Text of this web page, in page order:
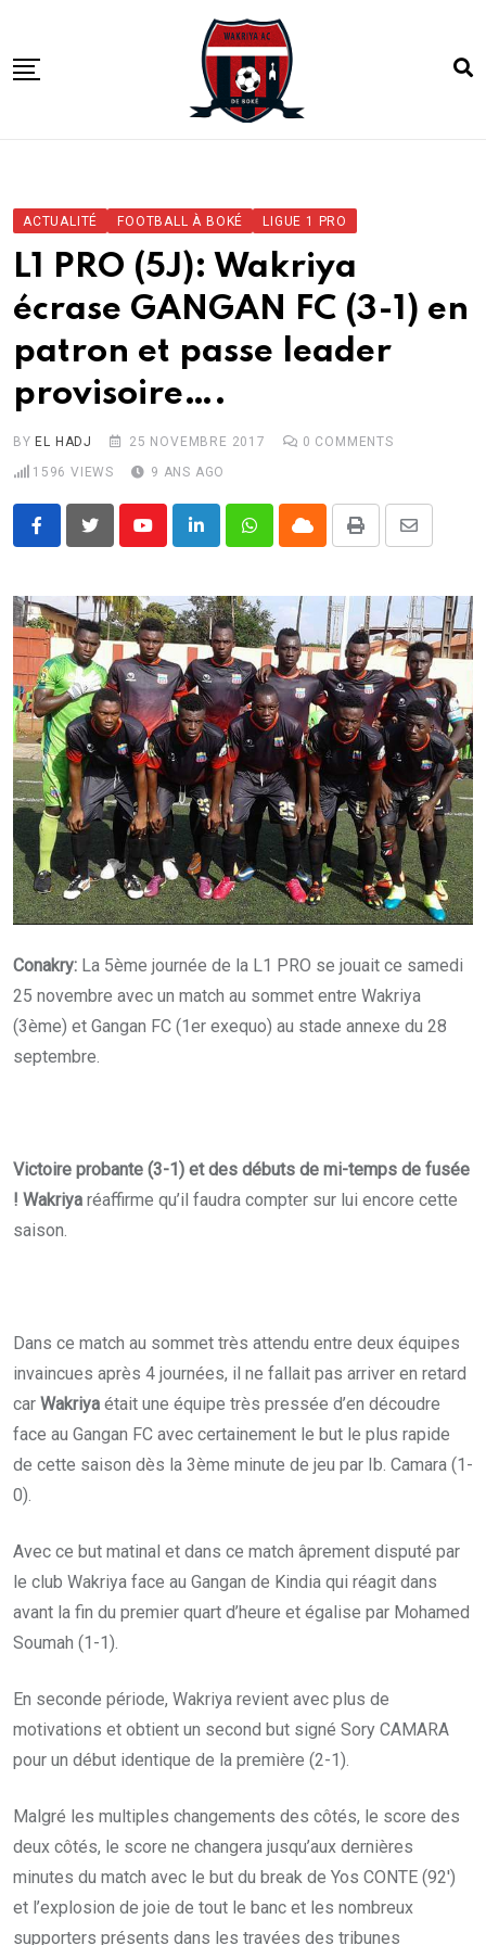
content
COMPETITIONS
CLUB
ACADEMIE
ACTUALITÉ FOOTBALL À BOKÉ LIGUE 1 PRO
L1 PRO (5J): Wakriya
écrase GANGAN FC (3-1) en
patron et passe leader
provisoire….
BYEL HADJ 25 NOVEMBRE 2017 0 COMMENTS
1596 VIEWS 9 ANS AGO
YoutubeLinkedInWhatsappCloud Print
Share
Email
Conakry: La 5ème journée de la L1 PRO se jouait ce samedi
25 novembre avec un match au sommet entre Wakriya
(3ème) et Gangan FC (1er exequo) au stade annexe du 28
septembre.
Victoire probante (3-1) et des débuts de mi-temps de fusée
! Wakriya réaffirme qu’il faudra compter sur lui encore cette
saison.
Dans ce match au sommet très attendu entre deux équipes
invaincues après 4 journées, il ne fallait pas arriver en retard
car Wakriya était une équipe très pressée d’en découdre
face au Gangan FC avec certainement le but le plus rapide
de cette saison dès la 3ème minute de jeu par Ib. Camara (1-
0).
Avec ce but matinal et dans ce match âprement disputé par
le club Wakriya face au Gangan de Kindia qui réagit dans
avant la fin du premier quart d’heure et égalise par Mohamed
Soumah (1-1).
En seconde période, Wakriya revient avec plus de
motivations et obtient un second but signé Sory CAMARA
pour un début identique de la première (2-1).
Malgré les multiples changements des côtés, le score des
deux côtés, le score ne changera jusqu’aux dernières
minutes du match avec le but du break de Yos CONTE (92′)
et l’explosion de joie de tout le banc et les nombreux
supporters présents dans les travées des tribunes